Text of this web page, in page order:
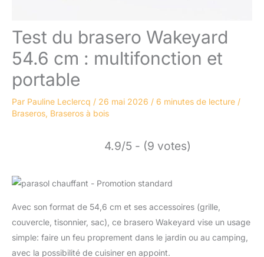
Test du brasero Wakeyard
54.6 cm : multifonction et
portable
Par Pauline Leclercq / 26 mai 2026 / 6 minutes de lecture /
Braseros, Braseros à bois
4.9/5 - (9 votes)
Avec son format de 54,6 cm et ses accessoires (grille,
couvercle, tisonnier, sac), ce brasero Wakeyard vise un usage
simple: faire un feu proprement dans le jardin ou au camping,
avec la possibilité de cuisiner en appoint.